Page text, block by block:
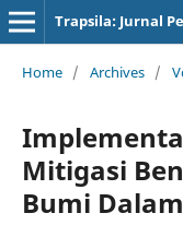
Trapsila: Jurnal
Home / Archives /
Mitigasi
Bumi